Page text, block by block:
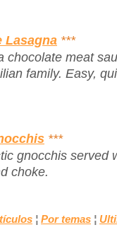
Lasagna ***
chocolate meat
family. Easy,
***
gnocchis served
choke.
¦ Por temas ¦